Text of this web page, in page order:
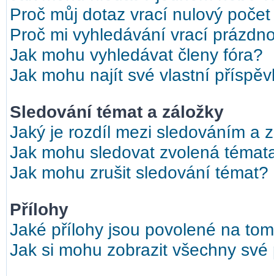
Proč můj dotaz vrací nulový
Proč mi vyhledávání vrací
Jak mohu vyhledávat členy fóra?
Jak mohu najít své vlastní
Sledování témat a záložky
Jaký je rozdíl mezi sledováním a
Jak mohu sledovat zvolená
Jak mohu zrušit sledování témat?
Přílohy
Jaké přílohy jsou povolené na
Jak si mohu zobrazit všechny své